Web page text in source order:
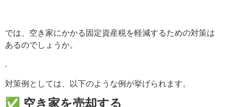
では、空き家にかかる固定資産税を軽減するための対策は
あるのでしょうか。
.
対策例としては、以下のような例が挙げられます。
✅ 空き家を売却する